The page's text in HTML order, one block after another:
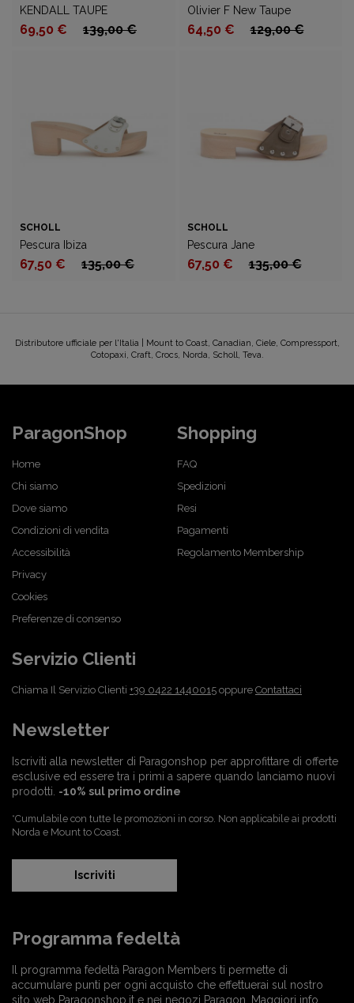
KENDALL TAUPE
69,50 € 139,00 €
Olivier F New Taupe
64,50 € 129,00 €
SCHOLL
Pescura Ibiza
67,50 € 135,00 €
SCHOLL
Pescura Jane
67,50 € 135,00 €
Distributore ufficiale per l'Italia | Mount to Coast, Canadian, Ciele, Compressport,
Cotopaxi, Craft, Crocs, Norda, Scholl, Teva.
ParagonShop
Home
Chi siamo
Dove siamo
Condizioni di vendita
Accessibilità
Privacy
Cookies
Preferenze di consenso
Shopping
FAQ
Spedizioni
Resi
Pagamenti
Regolamento Membership
Servizio Clienti
Chiama Il Servizio Clienti +39 0422 1440015 oppure Contattaci
Newsletter
Iscriviti alla newsletter di Paragonshop per approfittare di offerte
esclusive ed essere tra i primi a sapere quando lanciamo nuovi
prodotti. -10% sul primo ordine
*Cumulabile con tutte le promozioni in corso. Non applicabile ai prodotti
Norda e Mount to Coast.
Iscriviti
Programma fedeltà
Il programma fedeltà Paragon Members ti permette di
accumulare punti per ogni acquisto che effettuerai sul nostro
sito web Paragonshop.it e nei negozi Paragon.
Maggiori info